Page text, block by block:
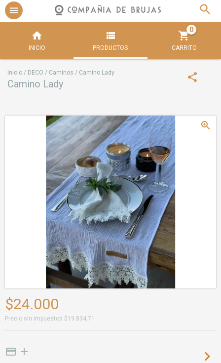
INICIO PRODUCTOS CARRITO
0
Inicio / DECO / Caminos / Camino Lady
Camino Lady
$24.000
Precio sin impuestos $19.834,71